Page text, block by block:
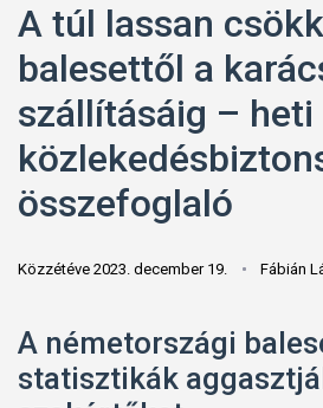
A túl lassan
balesettől a
szállításáig – heti
összefoglaló
Közzétéve 2023. december 19. Fábián
A németországi
statisztikák